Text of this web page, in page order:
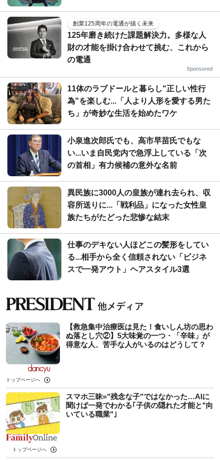
創業125周年の電通が描く未来
125年磨き続けた課題解決力。多様な人
財の才能を掛け合わせて挑む、これから
の電通
Sponsored
11体のラブドールと暮らし"正しい性行
為"を楽しむ...「人より人形を愛する男た
ち」が奇妙な生活を始めたワケ
小泉進次郎氏でも、高市早苗氏でもな
い...いま自民党内で急浮上している「次
の首相」有力候補の意外な名前
異民族に3000人の皇族が連れ去られ、収
容所送りに...「戦利品」になった女性皇
族たちがたどった悲惨な結末
仕事のデキない人ほどこの髪形をしてい
る...相手から全く信頼されない「ビジネ
スで一発アウト」ヘアスタイル3選
【救急集中治療医は見た！食いしん坊の思わ
ぬ落とし穴②】5大味覚の一つ・「辛味」が
得意な人、苦手な人がいるのはどうして？
トップページへ
スマホ三昧="残念な子"ではなかった…AIに
聞けば一発でわかる｢子供の隠れた才能と"向
いている職業"｣
トップページへ